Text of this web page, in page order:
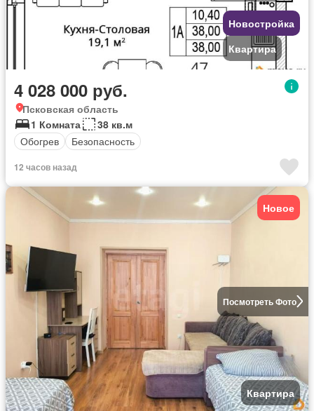
Новостройка
Квартира
4 028 000 руб.
Псковская область
1 Комната
38 кв.м
Обогрев
Безопасность
12 часов назад
Посмотреть Фото
Новое
Квартира